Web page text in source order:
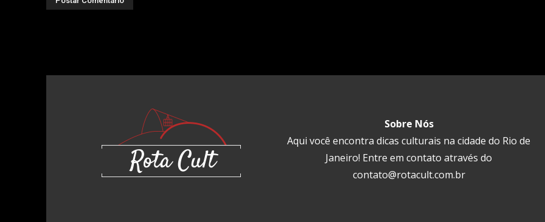
Sobre Nós
Aqui você encontra dicas culturais na cidade do Rio de
Janeiro! Entre em contato através do
contato@rotacult.com.br